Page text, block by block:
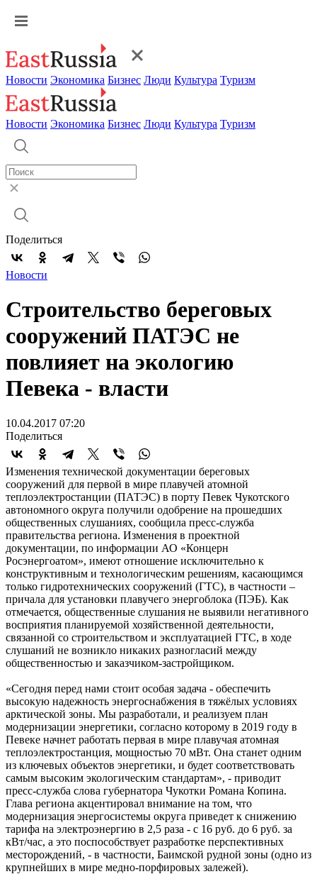
Новости Экономика Бизнес Люди Культура Туризм
Новости Экономика Бизнес Люди Культура Туризм
Поделиться
Новости
Строительство береговых
сооружений ПАТЭС не
повлияет на экологию
Певека - власти
10.04.2017 07:20
Поделиться
Изменения технической документации береговых
сооружений для первой в мире плавучей атомной
теплоэлектростанции (ПАТЭС) в порту Певек Чукотского
автономного округа получили одобрение на прошедших
общественных слушаниях, сообщила пресс-служба
правительства региона. Изменения в проектной
документации, по информации АО «Концерн
Росэнергоатом», имеют отношение исключительно к
конструктивным и технологическим решениям, касающимся
только гидротехнических сооружений (ГТС), в частности –
причала для установки плавучего энергоблока (ПЭБ). Как
отмечается, общественные слушания не выявили негативного
восприятия планируемой хозяйственной деятельности,
связанной со строительством и эксплуатацией ГТС, в ходе
слушаний не возникло никаких разногласий между
общественностью и заказчиком-застройщиком.
«Сегодня перед нами стоит особая задача - обеспечить
высокую надежность энергоснабжения в тяжёлых условиях
арктической зоны. Мы разработали, и реализуем план
модернизации энергетики, согласно которому в 2019 году в
Певеке начнет работать первая в мире плавучая атомная
теплоэлектростанция, мощностью 70 мВт. Она станет одним
из ключевых объектов энергетики, и будет соответствовать
самым высоким экологическим стандартам», - приводит
пресс-служба слова губернатора Чукотки Романа Копина.
Глава региона акцентировал внимание на том, что
модернизация энергосистемы округа приведет к снижению
тарифа на электроэнергию в 2,5 раза - с 16 руб. до 6 руб. за
кВт/час, а это поспособствует разработке перспективных
месторождений, - в частности, Баимской рудной зоны (одно из
крупнейших в мире медно-порфировых залежей).